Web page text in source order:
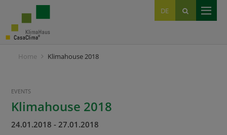
DE
IT
EN
Home Klimahouse 2018
EVENTS
Klimahouse 2018
24.01.2018- 27.01.2018